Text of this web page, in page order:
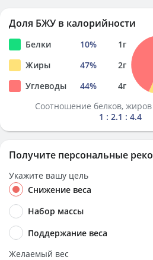
Доля БЖУ в калорийности
Белки 10% 1г
Жиры
47% 2г
Углеводы
44% 4г
Соотношение белков, жиров
1 : 2.1 : 4.4
Получите персональные
Укажите вашу цель
Снижение веса
Набор массы
Поддержание веса
Желаемый вес